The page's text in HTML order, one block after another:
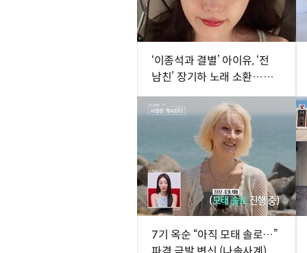
‘이종석과 결별’ 아이유, ‘전
남친’ 장기하 노래 소환…웃
픈 타이밍
7기 옥순 “아직 모태 솔로…”